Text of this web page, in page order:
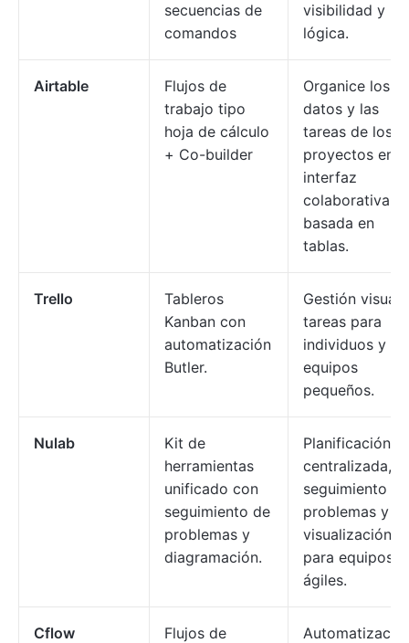
secuencias de
comandos
visibilidad y
lógica.
Airtable
Flujos de
trabajo tipo
hoja de cálculo
+ Co-builder
Organice los
datos y las
tareas de los
proyectos en
interfaz
colaborativa
basada en
tablas.
Trello
Tableros
Kanban con
automatización
Butler.
Gestión visual
tareas para
individuos y
equipos
pequeños.
Nulab
Kit de
herramientas
unificado con
seguimiento de
problemas y
diagramación.
Planificación
centralizada,
seguimiento de
problemas y
visualización
para equipos
ágiles.
Cflow
Flujos de